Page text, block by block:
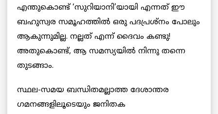
എന്തുകൊണ്ട് ‘സുറിയാനി’യായി എന്നത് ഈ
ബഹുസ്വര സമൂഹത്തിൽ ഒരു പദപ്രശ്നം പോലും
ആകുന്നുമില്ല. നല്ലത് എന്ന് ദൈവം കണ്ടു!
അതുകൊണ്ട്, ആ സമസ്യയിൽ നിന്നു തന്നെ
തുടങ്ങാം.
സ്ഥല-സമയ ബന്ധിതമല്ലാത്ത ദേശാന്തര
ഗമനങ്ങളിലൂടെയും ജനിതക